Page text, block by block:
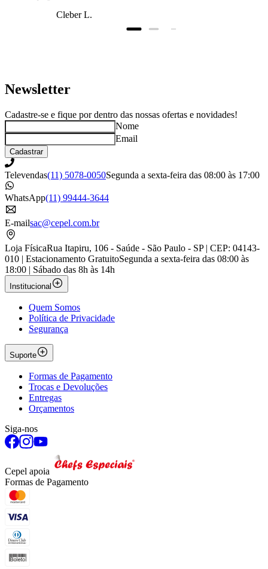
prazo, super bem
Cleber L.
Newsletter
Cadastre-se e fique por dentro das nossas ofertas e novidades!
Nome
Email
Cadastrar
Televendas(11) 5078-0050Segunda a sexta-feira das 08:00 às 17:00
WhatsApp(11) 99444-3644
E-mailsac@cepel.com.br
Loja FísicaRua Itapiru, 106 - Saúde - São Paulo - SP | CEP: 04143-
010 | Estacionamento GratuitoSegunda a sexta-feira das 08:00 às
18:00 | Sábado das 8h às 14h
Institucional
Quem Somos
Política de Privacidade
Segurança
Suporte
Formas de Pagamento
Trocas e Devoluções
Entregas
Orçamentos
Siga-nos
Cepel apoia
Formas de Pagamento